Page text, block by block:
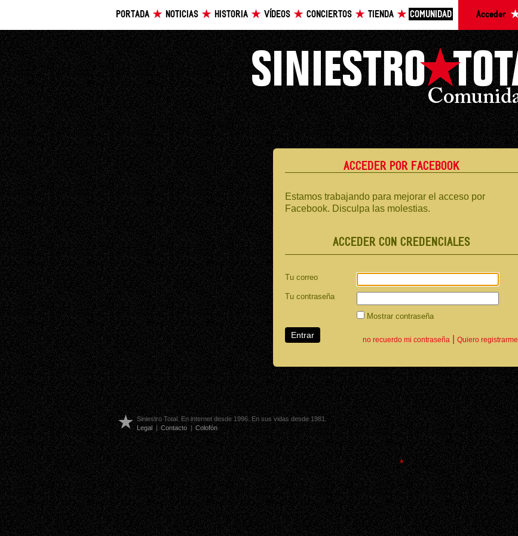
PORTADA NOTICIAS HISTORIA VÍDEOS CONCIERTOS TIENDA COMUNIDAD Acceder
ACCEDER POR FACEBOOK
Estamos trabajando para mejorar el acceso por
Facebook. Disculpa las molestias.
ACCEDER CON CREDENCIALES
Tu correo
Tu contraseña
Mostrar contraseña
no recuerdo mi contraseña Quiero registrarme
Siniestro Total. En internet desde 1996. En sus vidas desde 1981.
Legal | Contacto | Colofón
*